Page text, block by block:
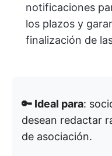
notificaciones
los plazos y
finalización de
🔑 Ideal para:
desean redactar
de asociación.